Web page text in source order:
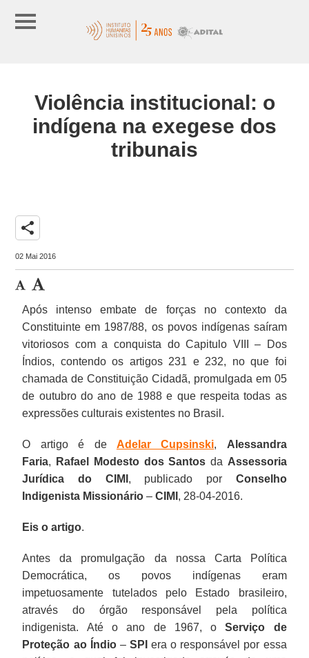
Violência institucional: o
indígena na exegese dos
tribunais
share
02 Mai 2016
Após intenso embate de forças no contexto da
Constituinte em 1987/88, os povos indígenas saíram
vitoriosos com a conquista do Capitulo VIII – Dos
Índios, contendo os artigos 231 e 232, no que foi
chamada de Constituição Cidadã, promulgada em 05
de outubro do ano de 1988 e que respeita todas as
expressões culturais existentes no Brasil.
O artigo é de Adelar Cupsinski, Alessandra
Faria, Rafael Modesto dos Santos da Assessoria
Jurídica do CIMI , publicado por Conselho
Indigenista Missionário –CIMI , 28-04-2016.
Eis o artigo.
Antes da promulgação da nossa Carta Política
Democrática, os povos indígenas eram
impetuosamente tutelados pelo Estado brasileiro,
através do órgão responsável pela política
indigenista. Até o ano de 1967, oServiço de
Proteção ao Índio– SPI era o responsável por essa